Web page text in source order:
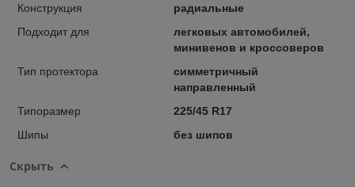
Конструкция
радиальные
Подходит для
легковых автомобилей,
минивенов и кроссоверов
Тип протектора
симметричный
направленный
Типоразмер
225/45 R17
Шипы
без шипов
Скрыть